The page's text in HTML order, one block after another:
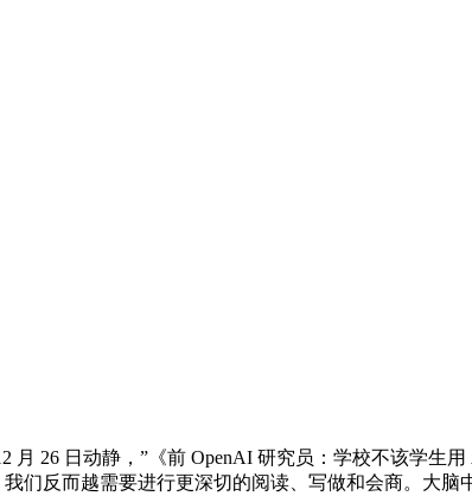
26 日动静，”《前 OpenAI 研究员：学校不该学生
们反而越需要进行更深切的阅读、写做和会商。大脑